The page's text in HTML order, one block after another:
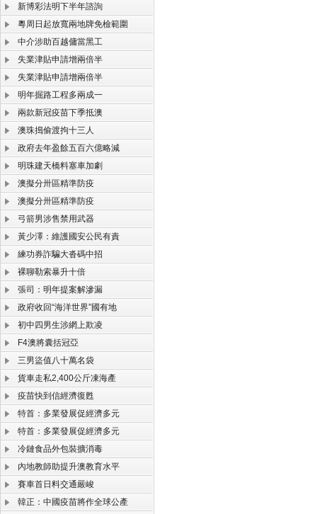
新博彩法明下半年諮詢
粵周日起放寬兩地牌免檢範圍
中介涉助百越傭當黑工
失業津貼申請增兩倍半
失業津貼申請增兩倍半
明年掘路工程多兩成一
兩款新冠疫苗下季抵澳
澳珠搗偷渡拘十三人
政府去年盈餘五百六億略減
明珠建天橋料塞車加劇
澳擬分卅區精準防疫
澳擬分卅區精準防疫
弓箭男涉售禁用武器
黃少澤：維護國安公民有責
練功券詐騙大沓碼中招
裸聊勒索暴升十倍
張司：明年提案解滲漏
政府收回“海洋世界”國有地
初中四男生涉網上欺凌
F4澳將囊括冠亞
三男盜值八十萬名袋
貨車走私2,400公斤凍海產
疫苗快到信經濟復甦
特首：多業發展促經濟多元
特首：多業發展促經濟多元
冷鏈食品外包裝擴消毒
內地教師助提升澳教育水平
賽車首日料交通嚴峻
韓正：中國疫苗將作全球公產